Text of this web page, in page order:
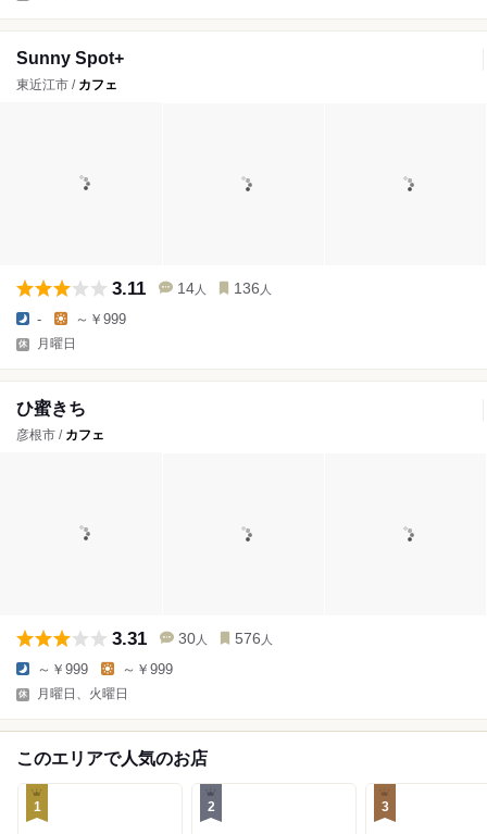
Sunny Spot+
東近江市 / カフェ
3.11 14 人 136 人
- ～￥999
月曜日
ひ蜜きち
彦根市 / カフェ
3.31 30 人 576 人
～￥999 ～￥999
月曜日、火曜日
このエリアで人気のお店
1 2 3